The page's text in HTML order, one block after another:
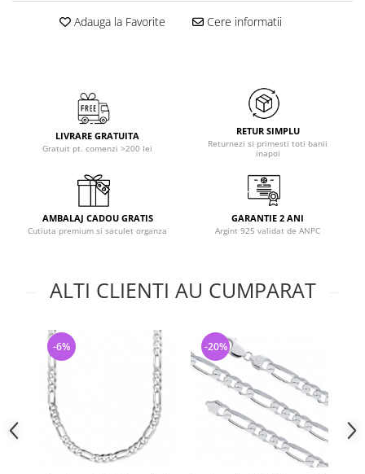
Adauga la Favorite Cere informatii
LIVRARE GRATUITA
Gratuit pt. comenzi >200 lei
RETUR SIMPLU
Returnezi si primesti toti banii
inapoi
AMBALAJ CADOU GRATIS
Cutiuta premium si saculet organza
GARANTIE 2 ANI
Argint 925 validat de ANPC
ALTI CLIENTI AU CUMPARAT
-6% -20%